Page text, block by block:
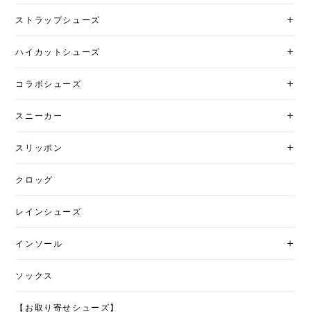
ストラップシューズ
ハイカットシューズ
コラボシューズ
スニーカー
スリッポン
クロッグ
レインシューズ
インソール
ソックス
【お取り寄せシューズ】